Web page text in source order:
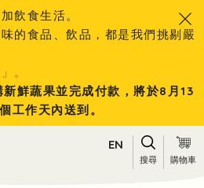
飲食生活。
的食品、飲品，都是我們挑剔嚴
。
鮮蔬果並完成付款，將於8月13
工作天內送到。
EN
搜尋 購物車